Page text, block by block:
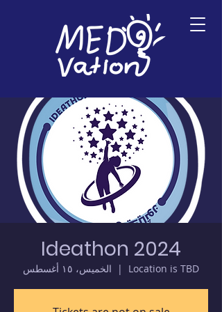
Ideathon 2024
الخميس، ١٥ أغسطس
  |
Location is TBD